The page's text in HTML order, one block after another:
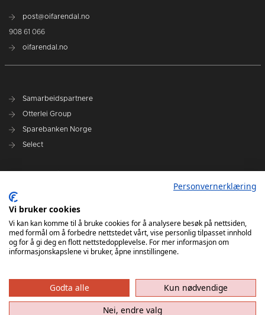
post@oifarendal.no
908 61 066
oifarendal.no
Samarbeidspartnere
Otterlei Group
Sparebanken Norge
Select
Spillerstall
Administrasjon
Styret
Personvernerklæring
Vi bruker cookies
Vi kan kan komme til å bruke cookies for å analysere besøk på nettsiden,
med formål om å forbedre nettstedet vårt, vise personlig tilpasset innhold
og for å gi deg en flott nettstedopplevelse. For mer informasjon om
informasjonskapslene vi bruker, åpne innstillingene.
Godta alle
Kun nødvendige
Nei, endre valg